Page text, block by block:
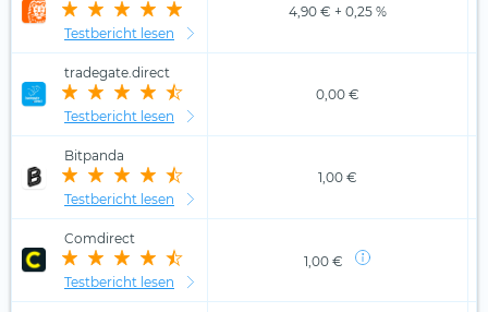
Testbericht lesen
4,90 € + 0,25 %
tradegate.direct
Testbericht lesen
0,00 €
Bitpanda
Testbericht lesen
1,00 €
Comdirect
Testbericht lesen
1,00 €